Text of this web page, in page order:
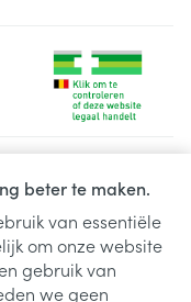
beter te maken.
van essentiële
om onze website
gebruik van
we geen